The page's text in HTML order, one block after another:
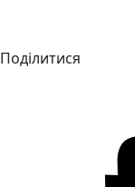
Поділитися